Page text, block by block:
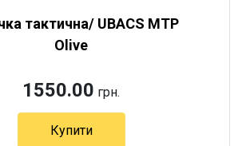
тактична/ UBACS MTP
Olive
1550.00 грн.
Купити